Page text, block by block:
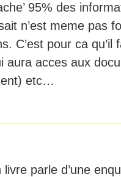
95% des
n’est meme pas
C’est pour ca qu’il
aura acces aux
etc…
parle d’une